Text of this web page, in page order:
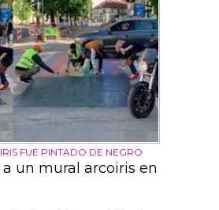
FUE PINTADO DE NEGRO
un mural arcoiris en